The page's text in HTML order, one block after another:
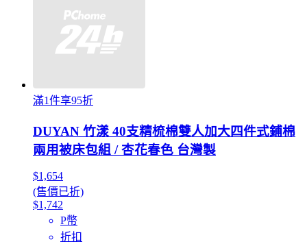
滿1件享95折
DUYAN 竹漾 40支精梳棉雙人加大四件式鋪棉
兩用被床包組 / 杏花春色 台灣製
$1,654
(售價已折)
$1,742
P幣
折扣